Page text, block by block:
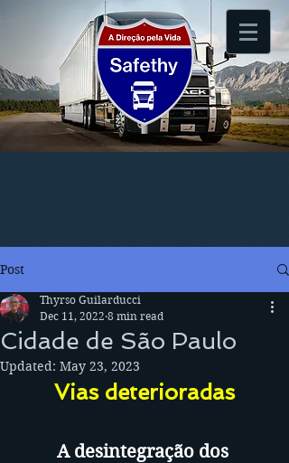
Post
Cidade de São Paulo
Thyrso Guilarducci
Dec 11, 2022 8 min read
Updated: May 23, 2023
Vias deterioradas
A desintegração dos